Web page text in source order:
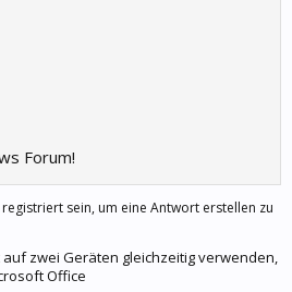
Forum!
sein, um eine Antwort erstellen zu
zwei Geräten gleichzeitig verwenden,
Office